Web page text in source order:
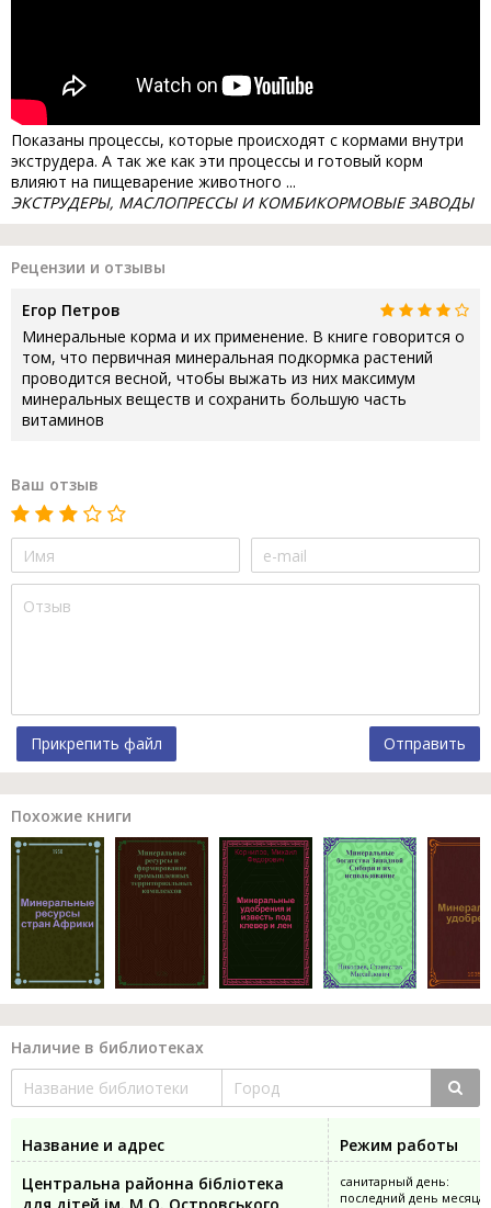
Показаны процессы, которые происходят с кормами внутри
экструдера. А так же как эти процессы и готовый корм
влияют на пищеварение животного ...
ЭКСТРУДЕРЫ, МАСЛОПРЕССЫ И КОМБИКОРМОВЫЕ ЗАВОДЫ
Рецензии и отзывы
Егор Петров
Минеральные корма и их применение. В книге говорится о
том, что первичная минеральная подкормка растений
проводится весной, чтобы выжать из них максимум
минеральных веществ и сохранить большую часть
витаминов
Ваш отзыв
Прикрепить файл Отправить
Похожие книги
Наличие в библиотеках
Название и адрес
Режим работы
Центральна районна бібліотека
для дітей ім. М.О. Островського
санитарный день:
последний день месяца